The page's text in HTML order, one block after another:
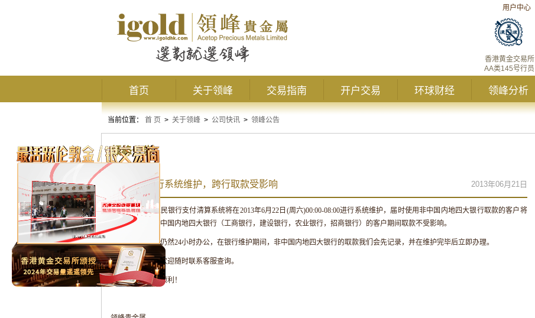
用户中心
香港黄金交易所
AA类145号行员
首页 关于领峰 交易指南 开户交易 环球财经 领峰分析
当前位置： 首 页 > 关于领峰 > 公司快讯 > 领峰公告
领峰公告
6月22日银行系统维护，跨行取款受影响 2013年06月21日
兹了解到中国人民银行支付清算系统将在2013年6月22 日 (周六)00:00-08:00进行系统维护，届时使用非中国内地四大银行取款的客户将
受到影响。使用中国内地四大银行（工商银行，建设银行，农业银行，招商银行）的客户期间取款不受影响。
客服及财务部门仍然24小时办公，在银行维护期间，非中国内地四大银行的取款我们会先记录，并在维护完毕后立即办理。
如有任何疑问，欢迎随时联系客服查询。
祝广大客户投资顺利！